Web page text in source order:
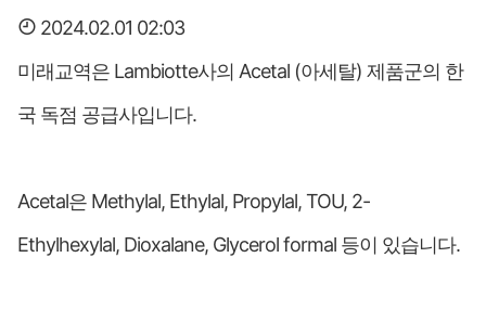
2024.02.01 02:03
미래교역은 Lambiotte사의 Acetal (아세탈) 제품군의 한
국 독점 공급사입니다.
Acetal은 Methylal, Ethylal, Propylal, TOU, 2-
Ethylhexylal, Dioxalane, Glycerol formal 등이 있습니다.